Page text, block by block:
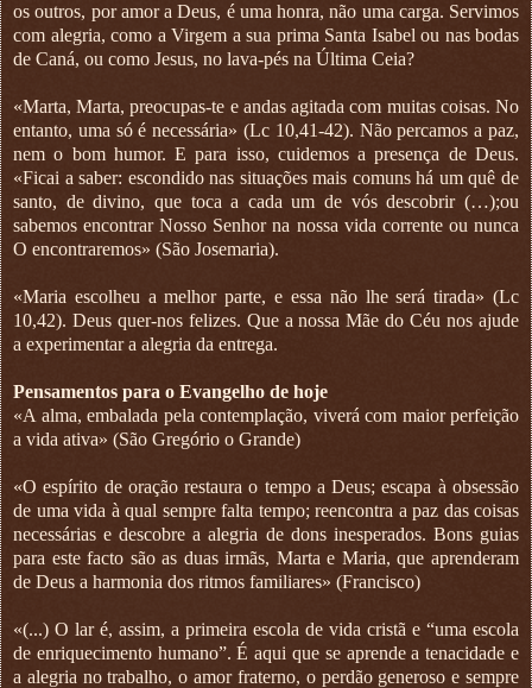
os outros, por amor a Deus, é uma honra, não uma carga. Servimos
com alegria, como a Virgem a sua prima Santa Isabel ou nas bodas
de Caná, ou como Jesus, no lava-pés na Última Ceia?
«Marta, Marta, preocupas-te e andas agitada com muitas coisas. No
entanto, uma só é necessária» (Lc 10,41-42). Não percamos a paz,
nem o bom humor. E para isso, cuidemos a presença de Deus.
«Ficai a saber: escondido nas situações mais comuns há um quê de
santo, de divino, que toca a cada um de vós descobrir (…);ou
sabemos encontrar Nosso Senhor na nossa vida corrente ou nunca
O encontraremos» (São Josemaria).
«Maria escolheu a melhor parte, e essa não lhe será tirada» (Lc
10,42). Deus quer-nos felizes. Que a nossa Mãe do Céu nos ajude
a experimentar a alegria da entrega.
Pensamentos para o Evangelho de hoje
«A alma, embalada pela contemplação, viverá com maior perfeição
a vida ativa» (São Gregório o Grande)
«O espírito de oração restaura o tempo a Deus; escapa à obsessão
de uma vida à qual sempre falta tempo; reencontra a paz das coisas
necessárias e descobre a alegria de dons inesperados. Bons guias
para este facto são as duas irmãs, Marta e Maria, que aprenderam
de Deus a harmonia dos ritmos familiares» (Francisco)
«(...) O lar é, assim, a primeira escola de vida cristã e “uma escola
de enriquecimento humano”. É aqui que se aprende a tenacidade e
a alegria no trabalho, o amor fraterno, o perdão generoso e sempre